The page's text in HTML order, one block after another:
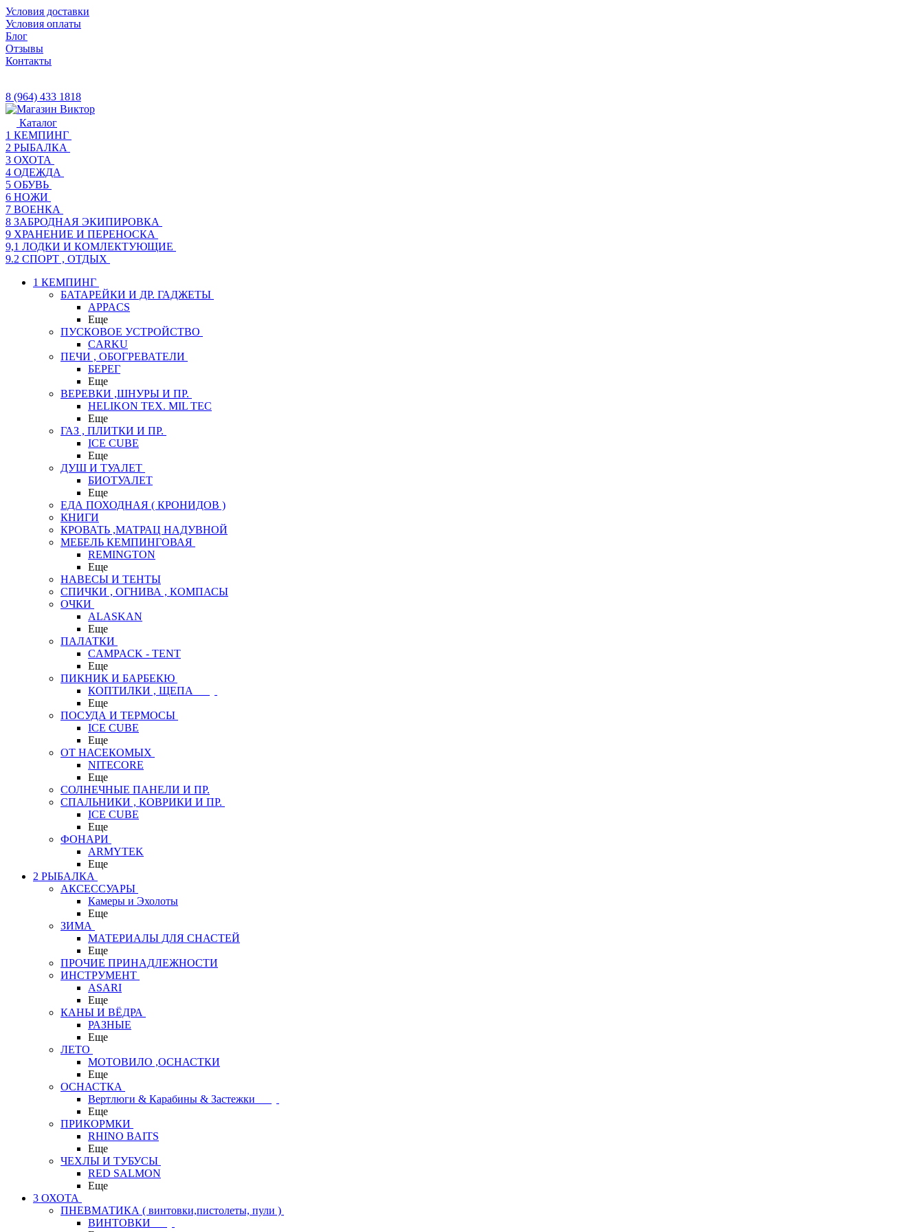
Условия доставки
Условия оплаты
Блог
Отзывы
Контакты
8 (964) 433 1818
Каталог
1 КЕМПИНГ
2 РЫБАЛКА
3 ОХОТА
4 ОДЕЖДА
5 ОБУВЬ
6 НОЖИ
7 ВОЕНКА
8 ЗАБРОДНАЯ ЭКИПИРОВКА
9 ХРАНЕНИЕ И ПЕРЕНОСКА
9,1 ЛОДКИ И КОМЛЕКТУЮЩИЕ
9.2 СПОРТ , ОТДЫХ
1 КЕМПИНГ
БАТАРЕЙКИ И ДР. ГАДЖЕТЫ
APPACS
Еще
ПУСКОВОЕ УСТРОЙСТВО
CARKU
ПЕЧИ , ОБОГРЕВАТЕЛИ
БЕРЕГ
Еще
ВЕРЕВКИ ,ШНУРЫ И ПР.
HELIKON TEX. MIL TEC
Еще
ГАЗ , ПЛИТКИ И ПР.
ICE CUBE
Еще
ДУШ И ТУАЛЕТ
БИОТУАЛЕТ
Еще
ЕДА ПОХОДНАЯ ( КРОНИДОВ )
КНИГИ
КРОВАТЬ ,МАТРАЦ НАДУВНОЙ
МЕБЕЛЬ КЕМПИНГОВАЯ
REMINGTON
Еще
НАВЕСЫ И ТЕНТЫ
СПИЧКИ , ОГНИВА , КОМПАСЫ
ОЧКИ
ALASKAN
Еще
ПАЛАТКИ
CAMPACK - TENT
Еще
ПИКНИК И БАРБЕКЮ
КОПТИЛКИ , ЩЕПА
Еще
ПОСУДА И ТЕРМОСЫ
ICE CUBE
Еще
ОТ НАСЕКОМЫХ
NITECORE
Еще
СОЛНЕЧНЫЕ ПАНЕЛИ И ПР.
СПАЛЬНИКИ , КОВРИКИ И ПР.
ICE CUBE
Еще
ФОНАРИ
ARMYTEK
Еще
2 РЫБАЛКА
АКСЕССУАРЫ
Камеры и Эхолоты
Еще
ЗИМА
МАТЕРИАЛЫ ДЛЯ СНАСТЕЙ
Еще
ПРОЧИЕ ПРИНАДЛЕЖНОСТИ
ИНСТРУМЕНТ
ASARI
Еще
КАНЫ И ВЁДРА
РАЗНЫЕ
Еще
ЛЕТО
МОТОВИЛО ,ОСНАСТКИ
Еще
ОСНАСТКА
Вертлюги & Карабины & Застежки
Еще
ПРИКОРМКИ
RHINO BAITS
Еще
ЧЕХЛЫ И ТУБУСЫ
RED SALMON
Еще
3 ОХОТА
ПНЕВМАТИКА ( винтовки,пистолеты, пули )
ВИНТОВКИ